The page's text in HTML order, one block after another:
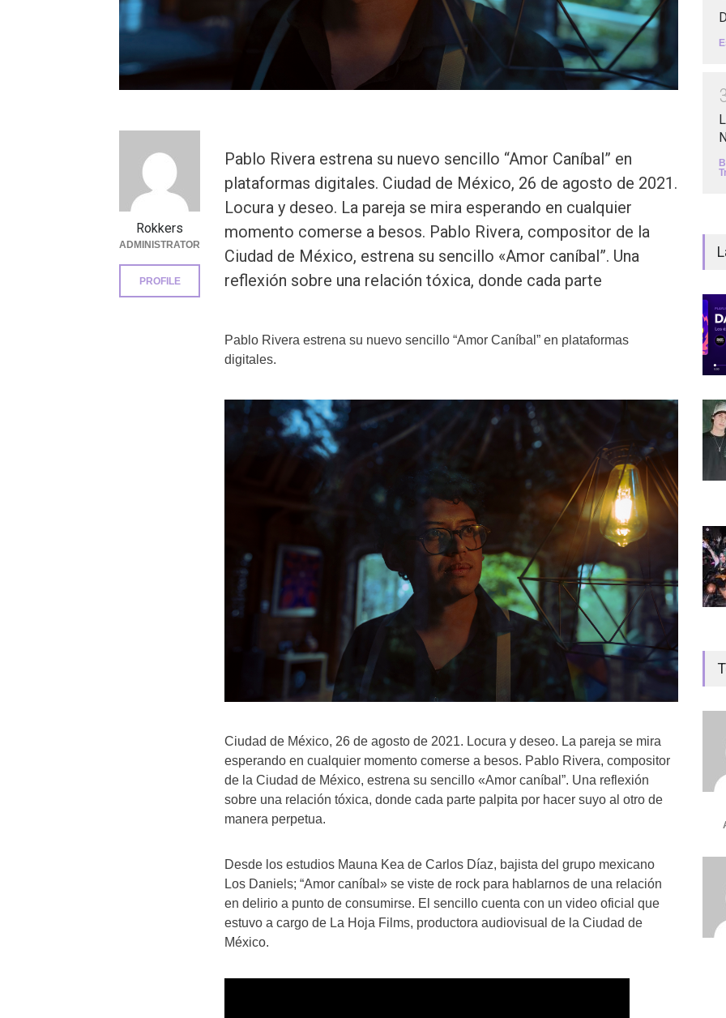
Pablo Rivera estrena su nuevo sencillo “Amor Caníbal” en
plataformas digitales. Ciudad de México, 26 de agosto de 2021.
Locura y deseo. La pareja se mira esperando en cualquier
momento comerse a besos. Pablo Rivera, compositor de la
Ciudad de México, estrena su sencillo «Amor caníbal”. Una
reflexión sobre una relación tóxica, donde cada parte
Pablo Rivera estrena su nuevo sencillo “Amor Caníbal” en plataformas
digitales.
Ciudad de México, 26 de agosto de 2021. Locura y deseo. La pareja se mira
esperando en cualquier momento comerse a besos. Pablo Rivera, compositor
de la Ciudad de México, estrena su sencillo «Amor caníbal”. Una reflexión
sobre una relación tóxica, donde cada parte palpita por hacer suyo al otro de
manera perpetua.
Desde los estudios Mauna Kea de Carlos Díaz, bajista del grupo mexicano
Los Daniels; “Amor caníbal» se viste de rock para hablarnos de una relación
en delirio a punto de consumirse. El sencillo cuenta con un video oficial que
estuvo a cargo de La Hoja Films, productora audiovisual de la Ciudad de
México.
Rokkers
ADMINISTRATOR
PROFILE